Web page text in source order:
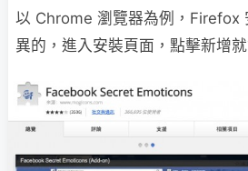
以 Chrome 瀏覽器為例，Firefox
異的，進入安裝頁面，點擊新增